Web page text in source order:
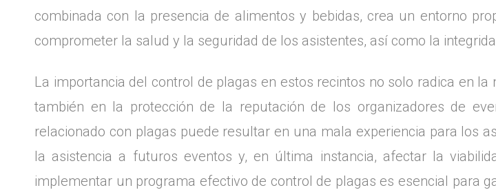
combinada con la presencia de alimentos y bebidas, crea un entorno
comprometer la salud y la seguridad de los asistentes, así como la
La importancia del control de plagas en estos recintos no solo radica en
también en la protección de la reputación de los organizadores de
relacionado con plagas puede resultar en una mala experiencia para los
la asistencia a futuros eventos y, en última instancia, afectar la
implementar un programa efectivo de control de plagas es esencial para